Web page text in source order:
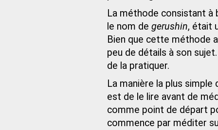
La méthode consistant à
le nom de gerushin, était
Bien que cette méthode
peu de détails à son
de la pratiquer.
La manière la plus
est de le lire avant de
comme point de départ
commence par méditer